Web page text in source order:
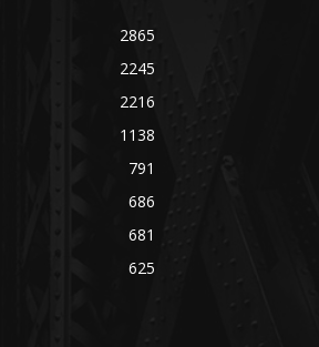
2865
2245
2216
1138
791
686
681
625